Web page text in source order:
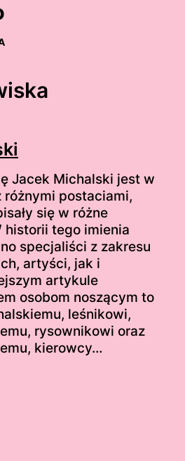
Jacek Michalski jest w
różnymi postaciami,
się w różne
historii tego imienia
specjaliści z zakresu
artyści, jak i
artykule
osobom noszącym to
leśnikowi,
rysownikowi oraz
kierowcy…